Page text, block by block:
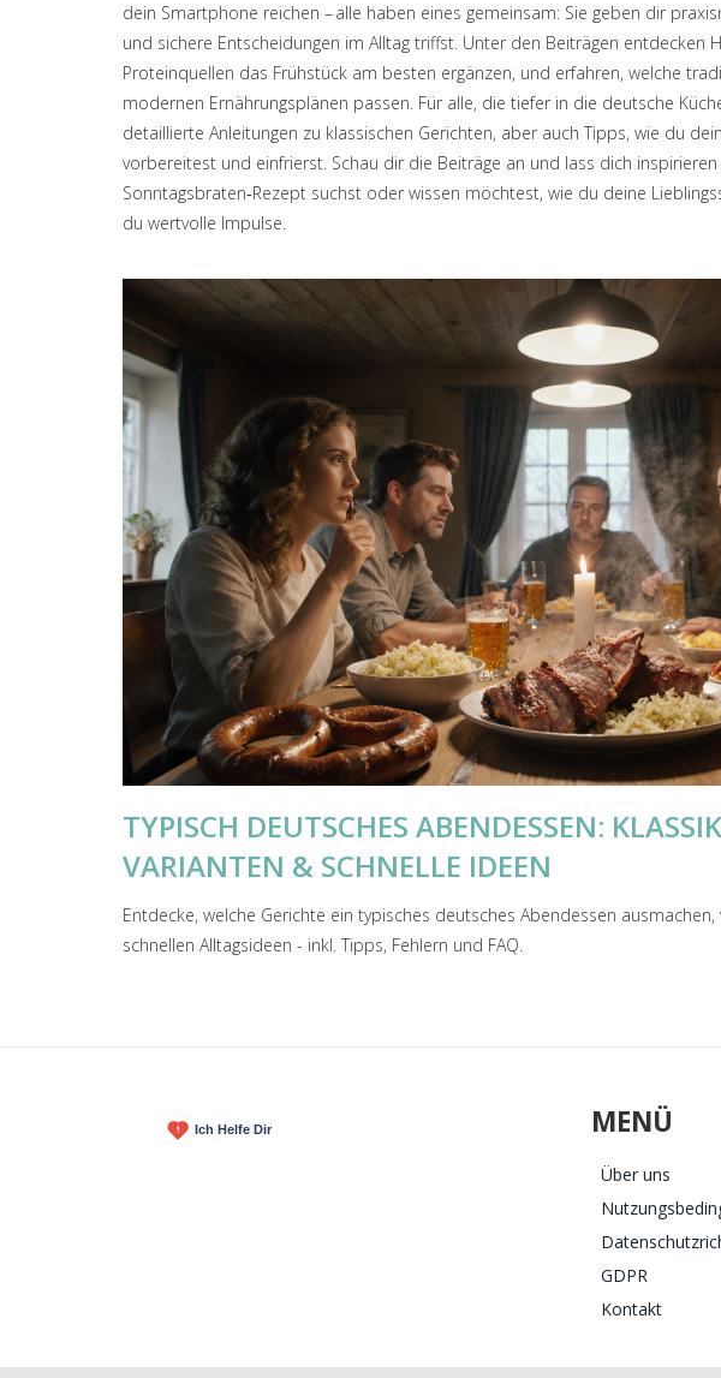
dein Smartphone reichen – alle haben eines gemeinsam: Sie geben dir
und sichere Entscheidungen im Alltag triffst. Unter den Beiträgen entdecken
Proteinquellen das Frühstück am besten ergänzen, und erfahren, welche
modernen Ernährungsplänen passen. Für alle, die tiefer in die deutsche
detaillierte Anleitungen zu klassischen Gerichten, aber auch Tipps, wie du
vorbereitest und einfrierst. Schau dir die Beiträge an und lass dich
Sonntagsbraten‑Rezept suchst oder wissen möchtest, wie du deine
du wertvolle Impulse.
TYPISCH DEUTSCHES ABENDESSEN:
VARIANTEN & SCHNELLE IDEEN
Entdecke, welche Gerichte ein typisches deutsches Abendessen
schnellen Alltagsideen - inkl. Tipps, Fehlern und FAQ.
MENÜ
Über uns
GDPR
Kontakt